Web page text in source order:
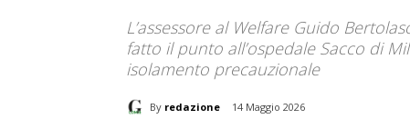
L’assessore al Welfare Guido
fatto il punto all’ospedale Sacco di
isolamento precauzionale
By redazione 14 Maggio 2026